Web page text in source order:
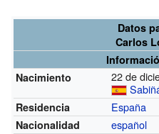
Datos
Carlos
Nacimiento
22 de
Residencia España
Nacionalidad español